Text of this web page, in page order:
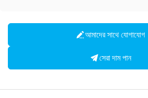
আমাদের সাথে যোগাযোগ
সেরা দাম পান